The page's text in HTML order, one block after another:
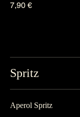
7,90 €
Spritz
Aperol Spritz